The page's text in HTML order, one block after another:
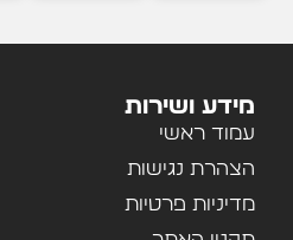
מידע ושירות
עמוד ראשי
הצהרת נגישות
מדיניות פרטיות